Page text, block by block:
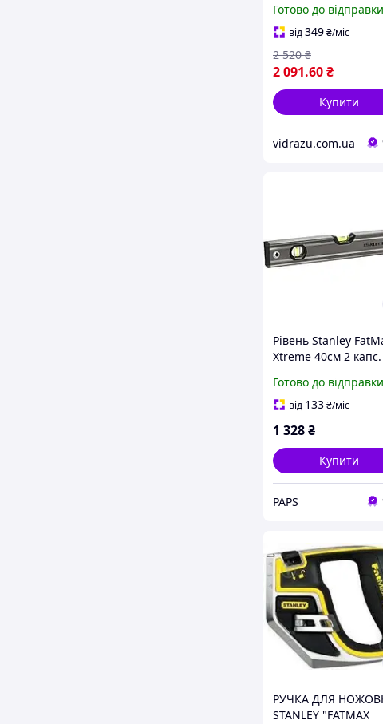
капсули, 1 ручка,
алюмінієвий vidrazu
Готово до відправки
від349₴/міс
2 091.60₴
2 520 ₴
Купити
vidrazu.com.ua
Рівень Stanley
Xtreme 40см 2 капс.
Готово до відправки
від 133₴/міс
1 328₴
Купити
PAPS
РУЧКА ДЛЯ
STANLEY "FATMAX